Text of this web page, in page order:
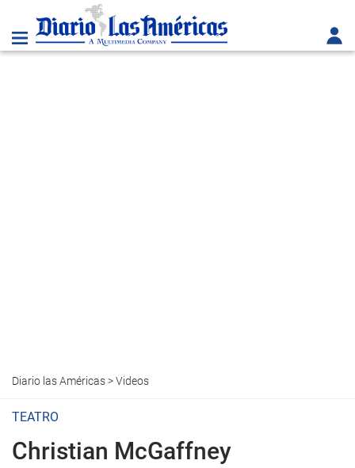
Diario las Américas>Videos
TEATRO
Christian McGaffney